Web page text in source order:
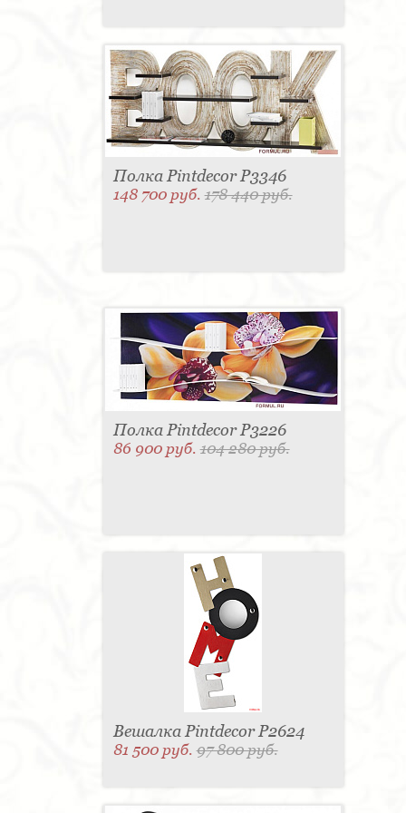
Полка Pintdecor P3346
148 700 руб.178 440 руб.
Полка Pintdecor P3226
86 900 руб.104 280 руб.
Вешалка Pintdecor P2624
81 500 руб.97 800 руб.